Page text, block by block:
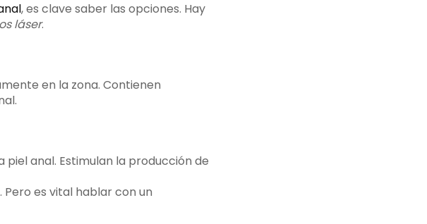
, es clave saber las opciones. Hay
láser.
en la zona. Contienen
anal. Estimulan la producción de
es vital hablar con un